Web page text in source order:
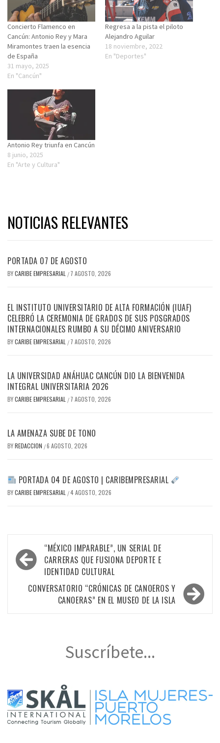
Concierto Flamenco en
Cancún: Antonio Rey y Mara
Miramontes traen la esencia
de España
31 mayo, 2025
En "Cancún"
Regresa a la pista el piloto
Alejandro Aguilar
18 noviembre, 2022
En "Deportes"
Antonio Rey triunfa en Cancún
8 junio, 2025
En "Arte y Cultura"
NOTICIAS RELEVANTES
PORTADA 07 DE AGOSTO
BYCARIBE EMPRESARIAL / 7 AGOSTO, 2026
EL INSTITUTO UNIVERSITARIO DE ALTA FORMACIÓN (IUAF)
CELEBRÓ LA CEREMONIA DE GRADOS DE SUS POSGRADOS
INTERNACIONALES RUMBO A SU DÉCIMO ANIVERSARIO
BYCARIBE EMPRESARIAL / 7 AGOSTO, 2026
LA UNIVERSIDAD ANÁHUAC CANCÚN DIO LA BIENVENIDA
INTEGRAL UNIVERSITARIA 2026
BYCARIBE EMPRESARIAL / 7 AGOSTO, 2026
LA AMENAZA SUBE DE TONO
BYREDACCION /6 AGOSTO, 2026
PORTADA 04 DE AGOSTO | CARIBEMPRESARIAL
BYCARIBE EMPRESARIAL /4 AGOSTO, 2026
Navegación
de
entradas
“MÉXICO IMPARABLE”, UN SERIAL DE
CARRERAS QUE FUSIONA DEPORTE E
IDENTIDAD CULTURAL
CONVERSATORIO “CRÓNICAS DE CANOEROS Y
CANOERAS” EN EL MUSEO DE LA ISLA
Suscríbete...